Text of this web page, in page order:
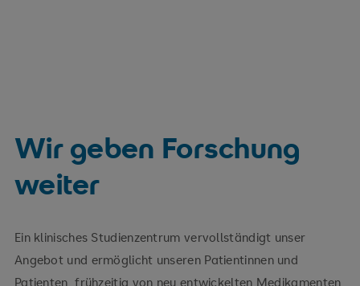
Wir geben Forschung
weiter
Ein klinisches Studienzentrum vervollständigt unser
Angebot und ermöglicht unseren Patientinnen und
Patienten, frühzeitig von neu entwickelten Medikamenten